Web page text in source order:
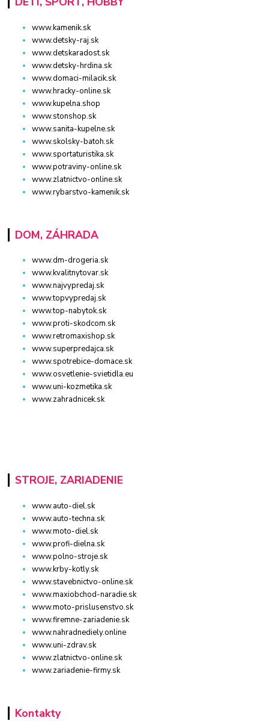
www.kamenik.sk
www.detsky-raj.sk
www.detskaradost.sk
www.detsky-hrdina.sk
www.domaci-milacik.sk
www.hracky-online.sk
www.kupelna.shop
www.stonshop.sk
www.sanita-kupelne.sk
www.skolsky-batoh.sk
www.sportaturistika.sk
www.potraviny-online.sk
www.zlatnictvo-online.sk
www.rybarstvo-kamenik.sk
DOM, ZÁHRADA
www.dm-drogeria.sk
www.kvalitnytovar.sk
www.najvypredaj.sk
www.topvypredaj.sk
www.top-nabytok.sk
www.proti-skodcom.sk
www.retromaxishop.sk
www.superpredajca.sk
www.spotrebice-domace.sk
www.osvetlenie-svietidla.eu
www.uni-kozmetika.sk
www.zahradnicek.sk
STROJE, ZARIADENIE
www.auto-diel.sk
www.auto-techna.sk
www.moto-diel.sk
www.profi-dielna.sk
www.polno-stroje.sk
www.krby-kotly.sk
www.stavebnictvo-online.sk
www.maxiobchod-naradie.sk
www.moto-prislusenstvo.sk
www.firemne-zariadenie.sk
www.nahradnediely.online
www.uni-zdrav.sk
www.zlatnictvo-online.sk
www.zariadenie-firmy.sk
Kontakty